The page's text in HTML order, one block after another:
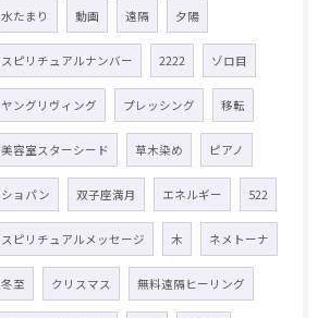
水たまり 動画 遠隔 夕陽
スピリチュアルナンバー 2222 ゾロ目
ヤングリヴィング プレッシング 移転
美容室スターシード 草木染め ピアノ
ショパン 双子座満月 エネルギー 522
スピリチュアルメッセージ 木 ネメトーナ
冬至 クリスマス 無料遠隔ヒーリング